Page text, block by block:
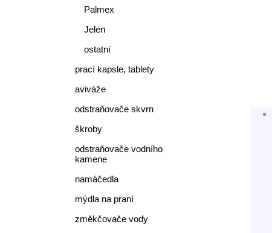
Palmex
Jelen
ostatní
prací kapsle, tablety
aviváže
odstraňovače skvrn
škroby
odstraňovače vodního
kamene
namáčedla
mýdla na praní
změkčovače vody